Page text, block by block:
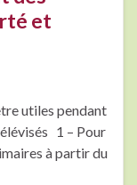
et
utiles pendant
1 – Pour
à partir du